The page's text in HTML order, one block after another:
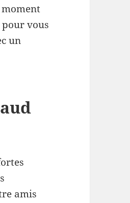
moment
pour vous
un
amis